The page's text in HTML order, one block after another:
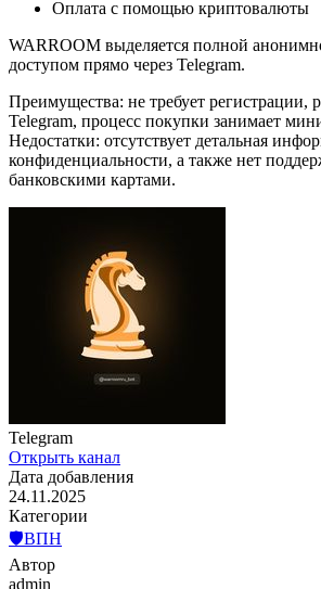
Оплата с помощью криптовалюты
WARROOM выделяется полной
доступом прямо через Telegram.
Преимущества: не требует регистрации,
Telegram, процесс покупки занимает
Недостатки: отсутствует детальная
конфиденциальности, а также нет
банковскими картами.
Telegram
Открыть канал
Дата добавления
24.11.2025
Категории
🛡️ВПН
Автор
admin